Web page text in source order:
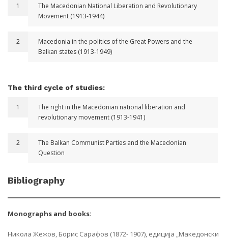
1
The Macedonian National Liberation and Revolutionary
Movement (1913-1944)
2
Macedonia in the politics of the Great Powers and the
Balkan states (1913-1949)
The third cycle of studies:
1
The right in the Macedonian national liberation and
revolutionary movement (1913-1941)
2
The Balkan Communist Parties and the Macedonian
Question
Bibliography
Monographs and books:
Никола Жежов, Борис Сарафов (1872- 1907), едиција „Македонски